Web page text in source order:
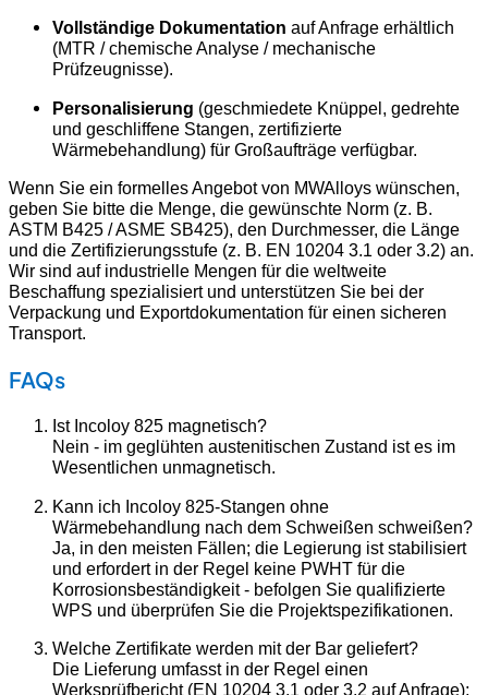
Vollständige Dokumentation auf Anfrage erhältlich
(MTR / chemische Analyse / mechanische
Prüfzeugnisse).
Personalisierung (geschmiedete Knüppel, gedrehte
und geschliffene Stangen, zertifizierte
Wärmebehandlung) für Großaufträge verfügbar.
Wenn Sie ein formelles Angebot von MWAlloys wünschen,
geben Sie bitte die Menge, die gewünschte Norm (z. B.
ASTM B425 / ASME SB425), den Durchmesser, die Länge
und die Zertifizierungsstufe (z. B. EN 10204 3.1 oder 3.2) an.
Wir sind auf industrielle Mengen für die weltweite
Beschaffung spezialisiert und unterstützen Sie bei der
Verpackung und Exportdokumentation für einen sicheren
Transport.
FAQs
Ist Incoloy 825 magnetisch?
Nein - im geglühten austenitischen Zustand ist es im
Wesentlichen unmagnetisch.
Kann ich Incoloy 825-Stangen ohne
Wärmebehandlung nach dem Schweißen schweißen?
Ja, in den meisten Fällen; die Legierung ist stabilisiert
und erfordert in der Regel keine PWHT für die
Korrosionsbeständigkeit - befolgen Sie qualifizierte
WPS und überprüfen Sie die Projektspezifikationen.
Welche Zertifikate werden mit der Bar geliefert?
Die Lieferung umfasst in der Regel einen
Werksprüfbericht (EN 10204 3.1 oder 3.2 auf Anfrage);